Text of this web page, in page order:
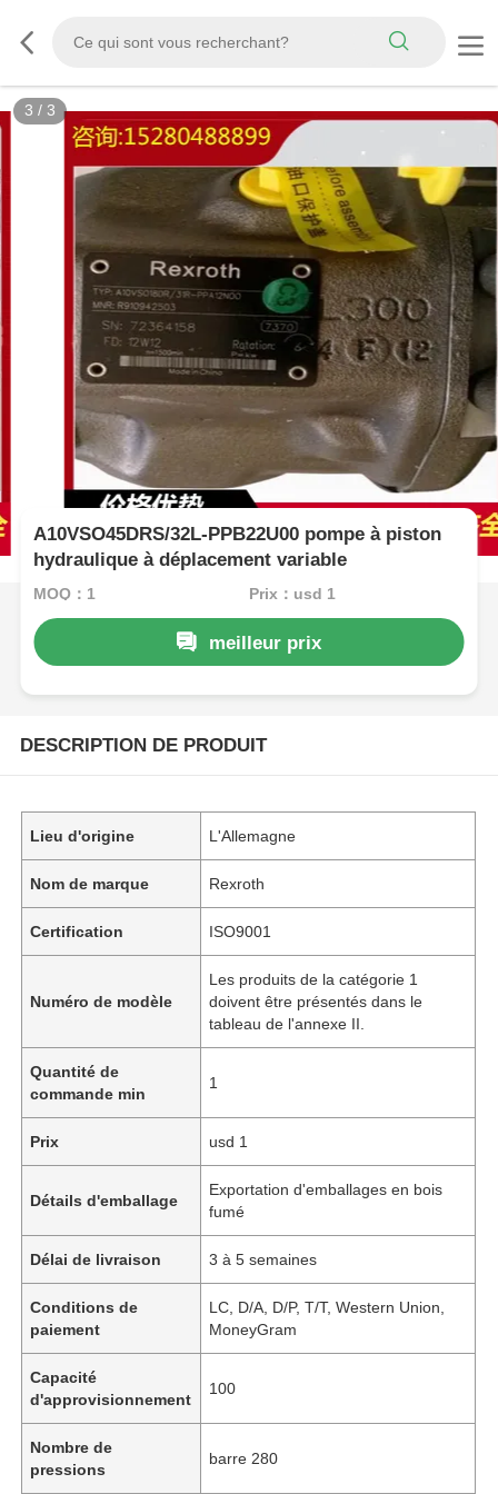
3 / 3
A10VSO45DRS/32L-PPB22U00 pompe à piston
hydraulique à déplacement variable
MOQ：1 Prix：usd 1
meilleur prix
DESCRIPTION DE PRODUIT
Lieu d'origine L'Allemagne
Nom de marque Rexroth
Certification ISO9001
Numéro de modèle
Les produits de la catégorie 1
doivent être présentés dans le
tableau de l'annexe II.
Quantité de
commande min
1
Prix usd 1
Détails d'emballage
Exportation d'emballages en bois
fumé
Délai de livraison 3 à 5 semaines
Conditions de
paiement
LC, D/A, D/P, T/T, Western Union,
MoneyGram
Capacité
d'approvisionnement
100
Nombre de
pressions
barre 280